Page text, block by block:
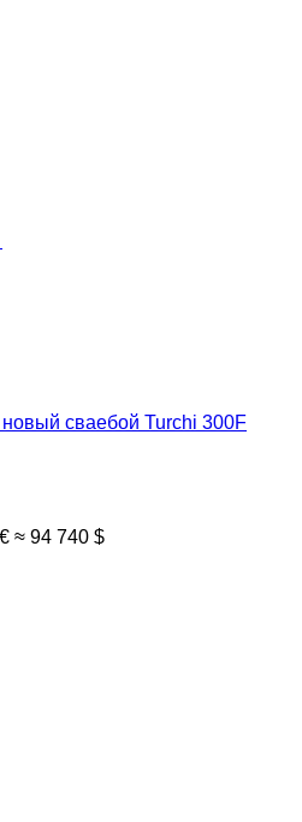
новый сваебой Turchi 300F
≈ 94 740 $